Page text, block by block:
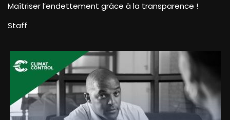
Maîtriser l’endettement grâce à la transparence !
Staff